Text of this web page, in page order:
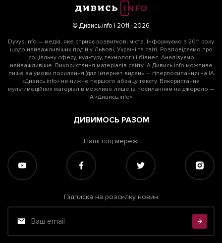
© Дивись.info | 2011–2026
Dyvys.info — медіа, яке сприяє розвиткові міста. Інформуємо з 2011 року
щодо найважливіших подій у Львові, Україні та світі. Розповідаємо про
соціальну сферу, культуру, технології і бізнес. Аналізуємо
найважливіше. Використання матеріалів сайту ІА Дивись.info можливе
лише за умови посилання (для інтернет-видань — гіперпосилання) на ІА
«Дивись.info» не нижче першого абзацу тексту. Використання
мультимедійних матеріалів можливе лише із посиланням на джерело —
ІА «Дивись.info».
ДИВИМОСЬ РАЗОМ
Наші соц мережі
Підписка на розсилку новин